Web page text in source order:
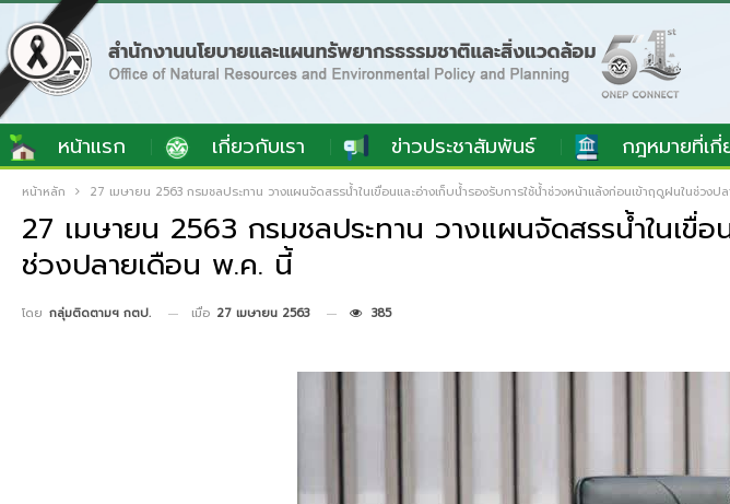
หน้าแรก เกี่ยวกับเรา ข่าวประชาสัมพันธ์ กฎหมายที่เ
หน้าหลัก 27 เมษายน 2563 กรมชลประทาน วางแผนจัดสรรน้ำในเขื่อนและอ่างเก็บน้ำรองรับการใช้น้ำช่วงหน้าแล้งก่อนเข้าฤดูฝนในช่วง
27 เมษายน 2563 กรมชลประทาน วางแผนจัดสรรน้ำในเขื่
ช่วงปลายเดือน พ.ค. นี้
โดย กลุ่มติดตามฯ กตป. เมื่อ 27 เมษายน 2563 385